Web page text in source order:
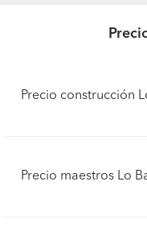
Precio construcción
Precio maestros Lo